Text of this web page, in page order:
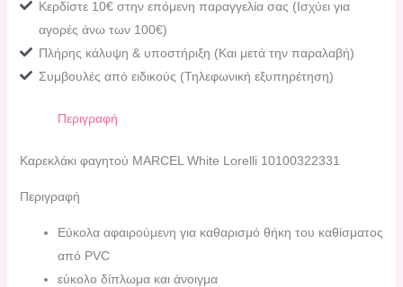
Κερδίστε 10€ στην επόμενη παραγγελία σας (Ισχύει για
αγορές άνω των 100€)
Πλήρης κάλυψη & υποστήριξη (Και μετά την παραλαβή)
Συμβουλές από ειδικούς (Τηλεφωνική εξυπηρέτηση)
Περιγραφή
Καρεκλάκι φαγητού MARCEL White Lorelli 10100322331
Περιγραφή
Εύκολα αφαιρούμενη για καθαρισμό θήκη του καθίσματος
από PVC
εύκολο δίπλωμα και άνοιγμα